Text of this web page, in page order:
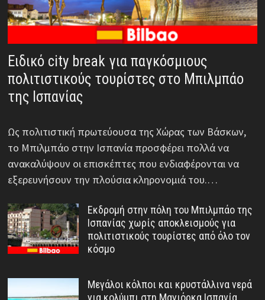
Ειδικό city break για παγκόσμιους
πολιτιστικούς τουρίστες στο Μπιλμπάο
της Ισπανίας
Ως πολιτιστική πρωτεύουσα της Χώρας των Βάσκων,
το Μπιλμπάο στην Ισπανία προσφέρει πολλά να
ανακαλύψουν οι επισκέπτες που ενδιαφέρονται να
εξερευνήσουν την πλούσια κληρονομιά του.…
Εκδρομή στην πόλη του Μπιλμπάο της
Ισπανίας χωρίς αποκλεισμούς για
πολιτιστικούς τουρίστες από όλο τον
κόσμο
Μεγάλοι κόλποι και κρυστάλλινα νερά
για κολύμπι στη Μαγιόρκα Ισπανία